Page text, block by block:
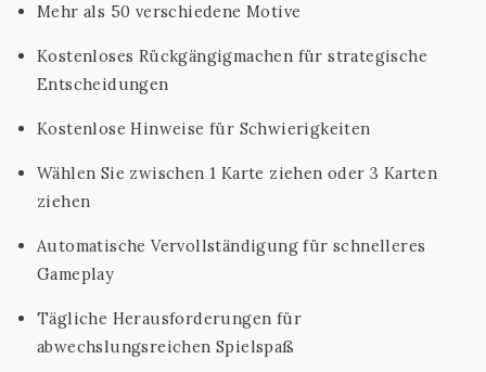
Mehr als 50 verschiedene Motive
Kostenloses Rückgängigmachen für strategische
Entscheidungen
Kostenlose Hinweise für Schwierigkeiten
Wählen Sie zwischen 1 Karte ziehen oder 3 Karten
ziehen
Automatische Vervollständigung für schnelleres
Gameplay
Tägliche Herausforderungen für
abwechslungsreichen Spielspaß